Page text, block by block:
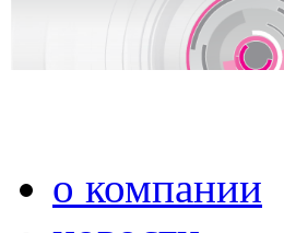
о компании